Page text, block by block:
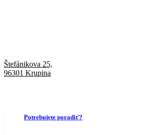
Štefánikova 25,
96301 Krupina
Potrebujete poradiť?